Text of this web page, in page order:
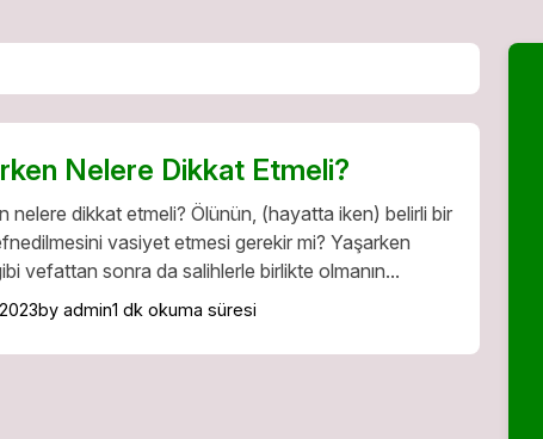
Nelere Dikkat Etmeli?
nelere dikkat etmeli? Ölünün, (hayatta iken) belirli bir
vasiyet etmesi gerekir mi? Yaşarken
vefattan sonra da salihlerle birlikte olmanın...
by admin1 dk okuma süresi